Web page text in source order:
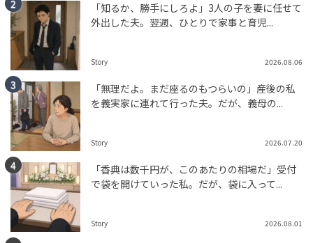
「知るか、勝手にしろよ」3人の子を妻に任せて
外出した夫。翌週、ひとりで家事と育児...
Story 2026.08.06
「無理だよ。まだ座るのもつらいの」産後の私
を義実家に連れて行った夫。だが、義母の...
Story 2026.07.20
「香典は数千円が、このあたりの相場だ」受付
で袋を開けていった私。だが、袋に入って...
Story 2026.08.01